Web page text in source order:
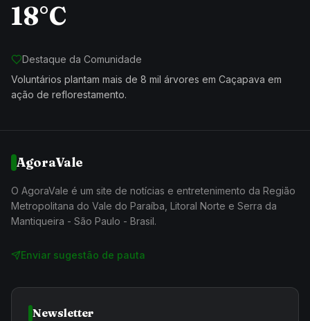
18°C
Destaque da Comunidade
Voluntários plantam mais de 8 mil árvores em Caçapava em
ação de reflorestamento.
AgoraVale
O AgoraVale é um site de notícias e entretenimento da Região
Metropolitana do Vale do Paraíba, Litoral Norte e Serra da
Mantiqueira - São Paulo - Brasil.
Enviar sugestão de pauta
Newsletter